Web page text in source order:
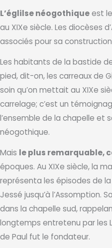
L’églilse néogothiqueest
au XIXe siècle. Les diocèses
associés pour sa
Les habitants de la bastide
pied, dit-on, les carreaux de
soin qu’on mettait au XIXe
carrelage; c’est un
l’ensemble de la chapelle et
néogothique.
Mais le plus remarquable,
époques. Au XIXe siècle, la
représenta les épisodes de
Jessé jusqu’à l’Assomption.
dans la chapelle sud,
longtemps entretenu par les
de Paul fut le fondateur.